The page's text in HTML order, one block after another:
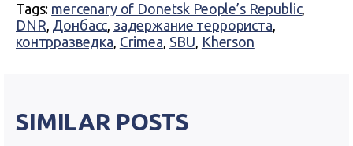
Tags: mercenary of Donetsk People’s Republic,
DNR, Донбасс, задержание террориста,
контрразведка, Crimea, SBU, Kherson
SIMILAR POSTS